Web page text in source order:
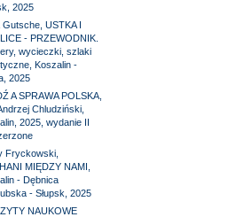
2025
Gutsche, USTKA I
- PRZEWODNIK.
wycieczki, szlaki
Koszalin -
2025
A SPRAWA POLSKA,
Chludziński,
2025, wydanie II
Fryckowski,
MIĘDZY NAMI,
- Dębnica
- Słupsk, 2025
NAUKOWE